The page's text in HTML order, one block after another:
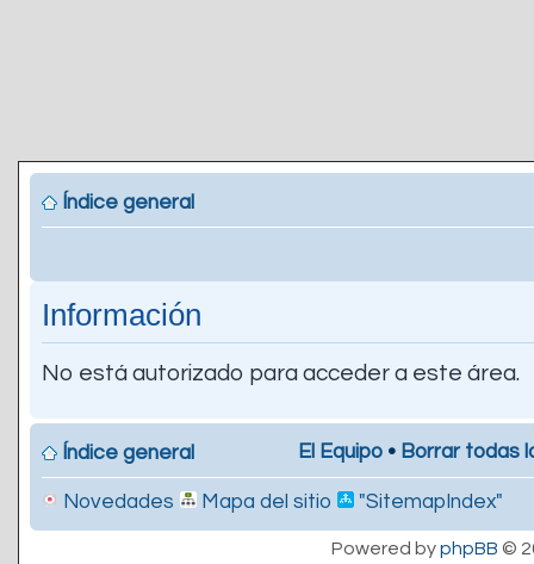
Índice general
Información
No está autorizado para acceder a este área.
Índice general El Equipo • Borrar todas
Novedades Mapa del sitio "SitemapIndex"
Powered byphpBB ©